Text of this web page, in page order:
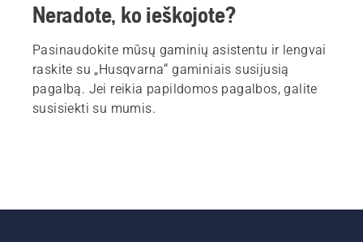
Neradote, ko ieškojote?
Pasinaudokite mūsų gaminių asistentu ir lengvai
raskite su „Husqvarna“ gaminiais susijusią
pagalbą. Jei reikia papildomos pagalbos, galite
susisiekti su mumis.